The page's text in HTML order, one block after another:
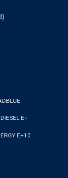
E+
E+10